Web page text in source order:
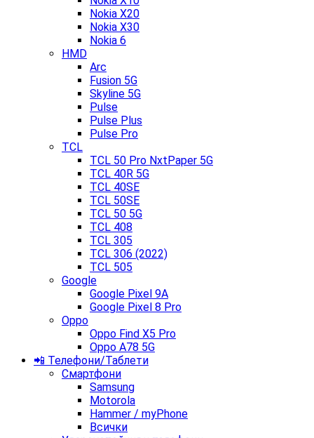
Nokia X20
Nokia X30
Nokia 6
HMD
Arc
Fusion 5G
Skyline 5G
Pulse
Pulse Plus
Pulse Pro
TCL
TCL 50 Pro NxtPaper 5G
TCL 40R 5G
TCL 40SE
TCL 50SE
TCL 50 5G
TCL 408
TCL 305
TCL 306 (2022)
TCL 505
Google
Google Pixel 9A
Google Pixel 8 Pro
Oppo
Oppo Find X5 Pro
Oppo A78 5G
📲 Телефони/Таблети
Смартфони
Samsung
Motorola
Hammer / myPhone
Всички